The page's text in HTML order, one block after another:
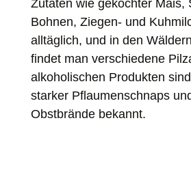
Zutaten wie gekochter Mais,
Bohnen, Ziegen- und
alltäglich, und in den
findet man verschiedene
alkoholischen Produkten
starker Pflaumenschnaps
Obstbrände bekannt.